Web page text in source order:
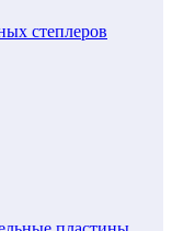
степлеров